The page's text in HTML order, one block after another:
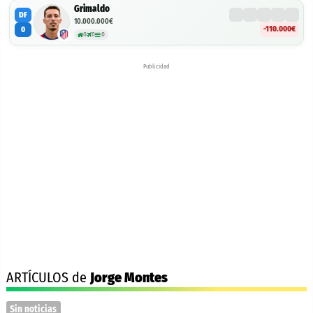
DF
0
Grimaldo
10.000.000€
0 0 0
-110.000€
Publicidad
ARTÍCULOS de Jorge Montes
Sin noticias